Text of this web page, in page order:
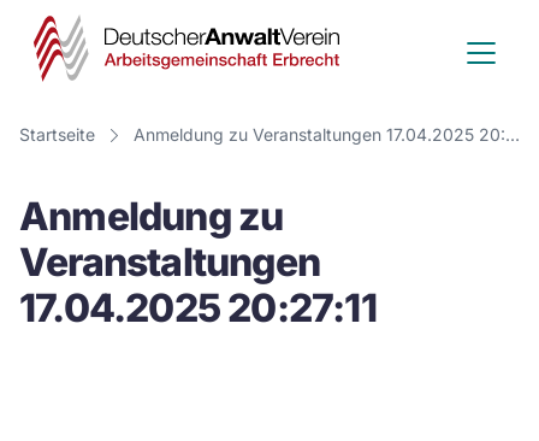
Deutscher
Anwalt
Verein
Startseite Anmeldung zu Veranstaltungen 17.04.2025 20:27:11
Anmeldung zu
Veranstaltungen
17.04.2025 20:27:11